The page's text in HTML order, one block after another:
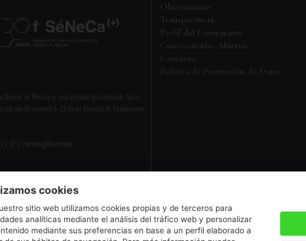
Región de Murcia es una entidad sin ánimo de lucro,
con el número 1-15 en el Registro de Fundaciones
971 | seneca@fseneca.es
Observatorio
Transparencia
Perfil del Contratante
Convocatorias Abiertas
Contacto
Política de Protección de Datos
Aviso legal•Política de privacidad
cookies
sitio web utilizamos cookies propias y de terceros para
analíticas mediante el análisis del tráfico web y personalizar
mediante sus preferencias en base a un perfil elaborado a